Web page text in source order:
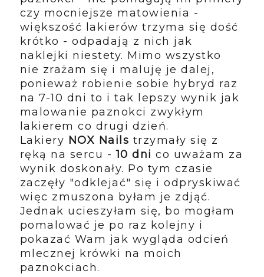
czy mocniejsze matowienia -
większość lakierów trzyma się dość
krótko - odpadają z nich jak
naklejki niestety. Mimo wszystko
nie zrażam się i maluję je dalej,
ponieważ robienie sobie hybryd raz
na 7-10 dni to i tak lepszy wynik jak
malowanie paznokci zwykłym
lakierem co drugi dzień.
Lakiery NOX Nails trzymały się z
ręką na sercu -10 dnico uważam za
wynik doskonały. Po tym czasie
zaczęły "odklejać" się i odpryskiwać
więc zmuszona byłam je zdjąć.
Jednak ucieszyłam się, bo mogłam
pomalować je po raz kolejny i
pokazać Wam jak wygląda odcień
mlecznej krówki na moich
paznokciach.